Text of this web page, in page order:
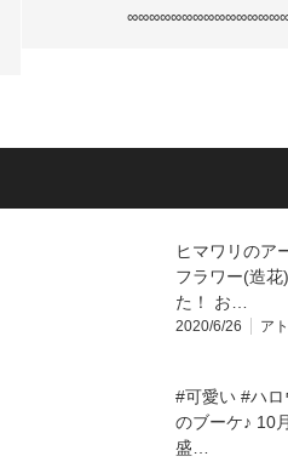
ヒマワリのア
フラワー(造花
た！ お…
2020/6/26 ア
#可愛い #ハロ
のブーケ♪ 10
盛…